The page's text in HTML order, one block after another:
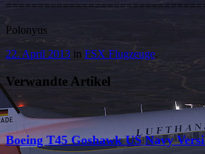
Polonyus
22. April 2013 in FSX Flugzeuge.
Verwandte Artikel
Boeing T45 Goshawk US Navy